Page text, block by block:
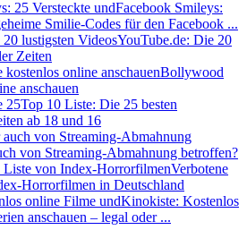
Facebook Smileys:
Smilie-Codes für den Facebook ...
YouTube.de: Die 20
Zeiten
Bollywood
anschauen
Top 10 Liste: Die 25 besten
ab 18 und 16
von Streaming-Abmahnung betroffen?
Verbotene
Horrorfilmen in Deutschland
Kinokiste: Kostenlos
anschauen – legal oder ...